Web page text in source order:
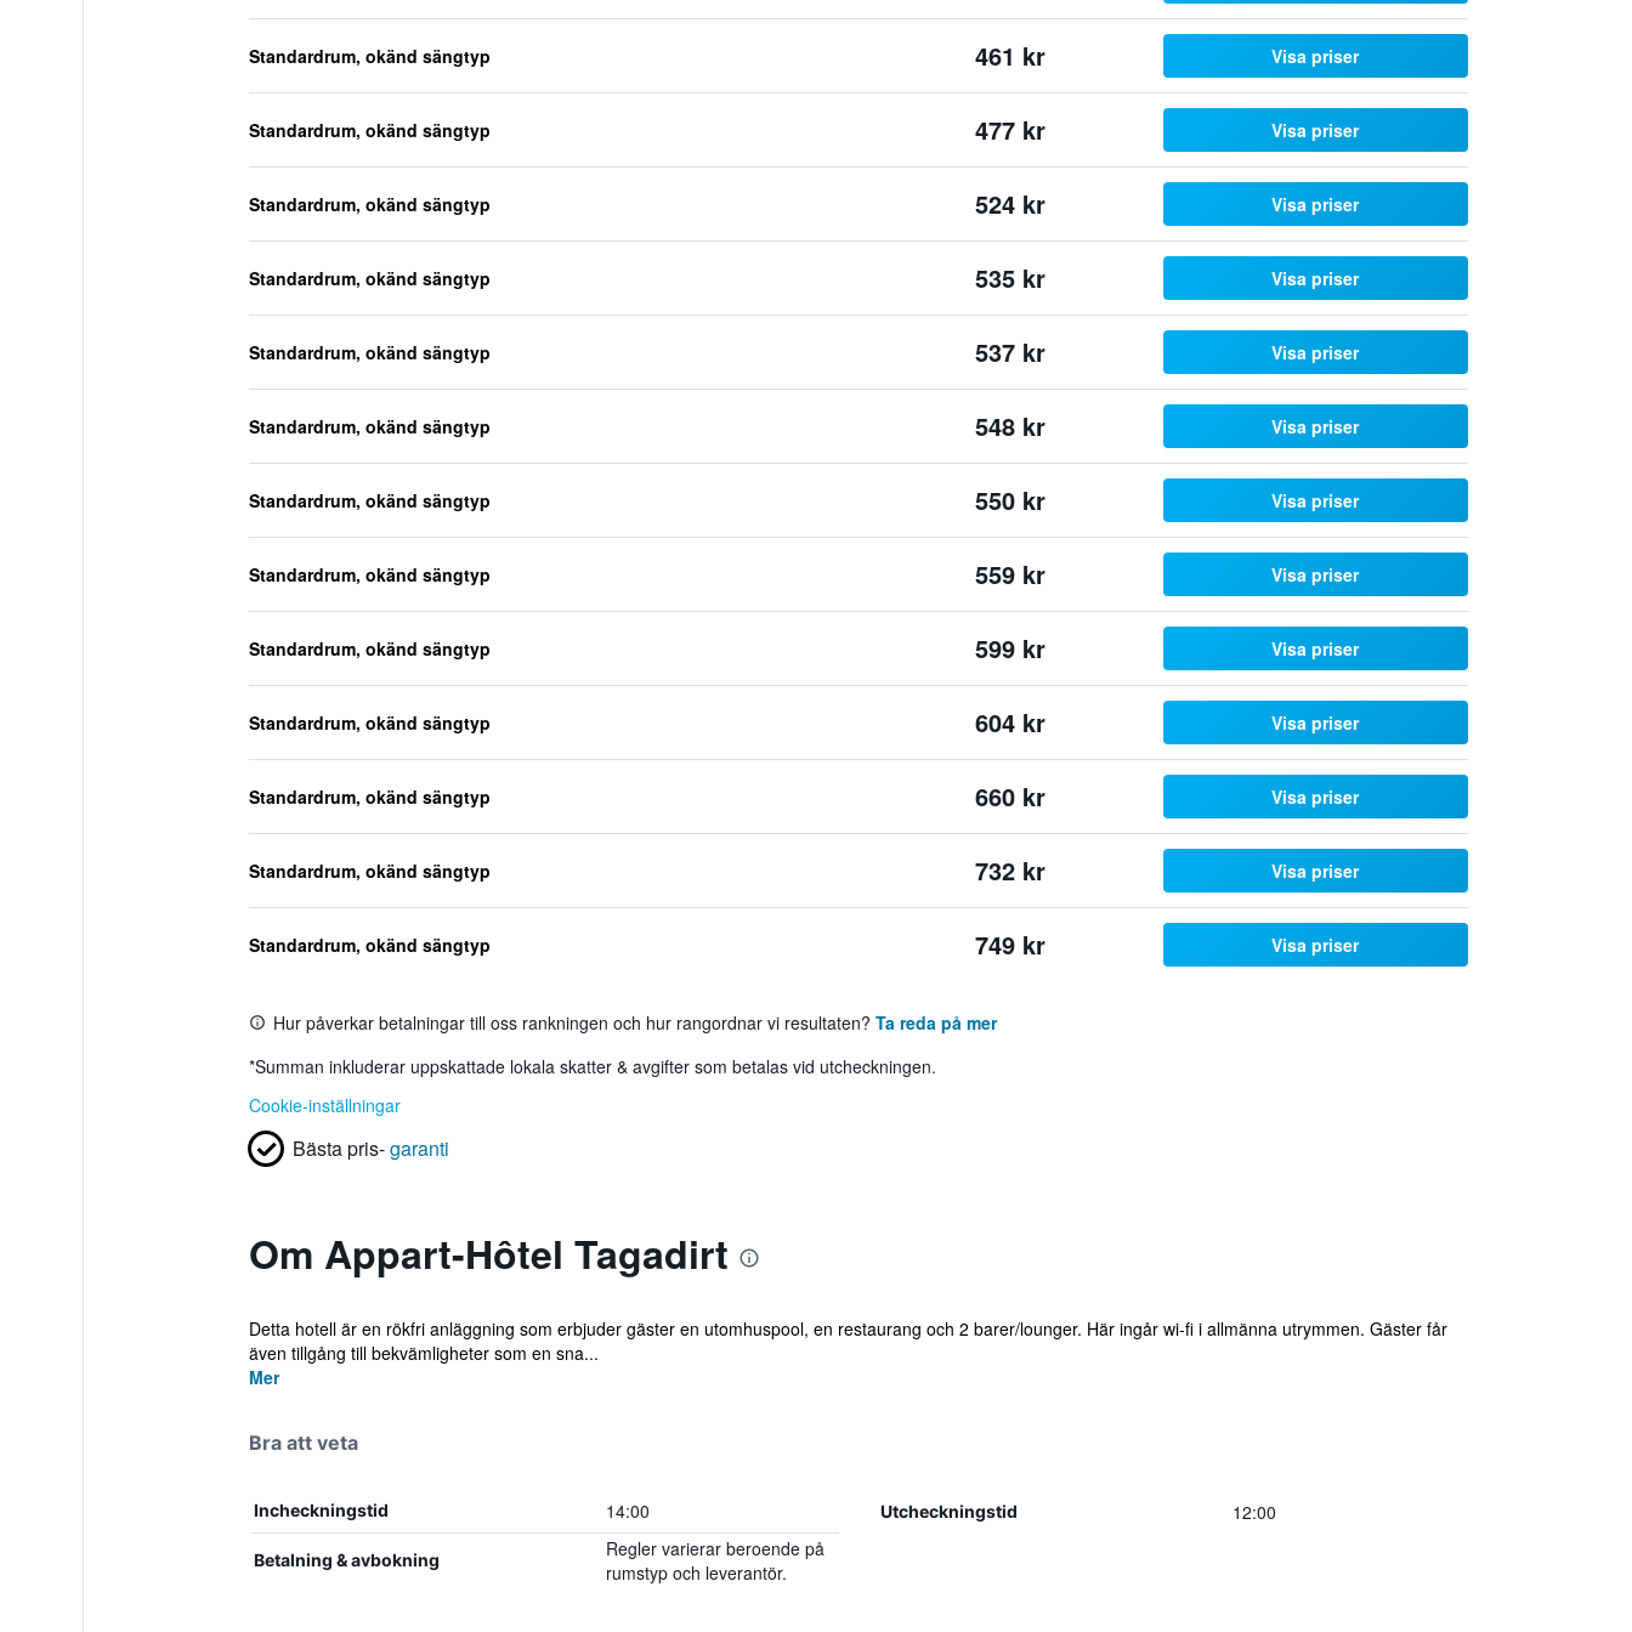
Standardrum, okänd sängtyp 461 kr Visa priser
Standardrum, okänd sängtyp 477 kr Visa priser
Standardrum, okänd sängtyp 524 kr Visa priser
Standardrum, okänd sängtyp 535 kr Visa priser
Standardrum, okänd sängtyp 537 kr Visa priser
Standardrum, okänd sängtyp 548 kr Visa priser
Standardrum, okänd sängtyp 550 kr Visa priser
Standardrum, okänd sängtyp 559 kr Visa priser
Standardrum, okänd sängtyp 599 kr Visa priser
Standardrum, okänd sängtyp 604 kr Visa priser
Standardrum, okänd sängtyp 660 kr Visa priser
Standardrum, okänd sängtyp 732 kr Visa priser
Standardrum, okänd sängtyp 749 kr Visa priser
Hur påverkar betalningar till oss rankningen och hur rangordnar vi resultaten? Ta reda på mer
*Summan inkluderar uppskattade lokala skatter & avgifter som betalas vid utcheckningen.
Cookie-inställningar
Bästa pris-garanti
Om Appart-Hôtel Tagadirt
Detta hotell är en rökfri anläggning som erbjuder gäster en utomhuspool, en restaurang och 2 barer/lounger. Här ingår wi-fi i allmänna utrymmen. Gäster får
även tillgång till bekvämligheter som en sna...
Mer
Bra att veta
Incheckningstid 14:00 Utcheckningstid 12:00
Betalning & avbokning
Regler varierar beroende på
rumstyp och leverantör.